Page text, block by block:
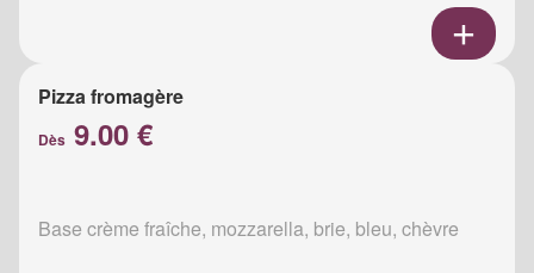
Pizza fromagère
Dès 9.00 €
Base crème fraîche, mozzarella, brie, bleu, chèvre